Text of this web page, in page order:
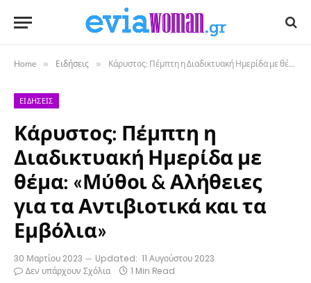
Home » Ειδήσεις » Κάρυστος: Πέμπτη η Διαδικτυακή Ημερίδα με θέμα: «Μύθοι & Αλήθειες για τα Αντιβιοτικά και τα Εμβόλια»
ΕΙΔΉΣΕΙΣ
Κάρυστος: Πέμπτη η
Διαδικτυακή Ημερίδα με
θέμα: «Μύθοι & Αλήθειες
για τα Αντιβιοτικά και τα
Εμβόλια»
30 Μαρτίου 2023 Updated: 11 Αυγούστου 2023
Δεν υπάρχουν Σχόλια
1 Min Read